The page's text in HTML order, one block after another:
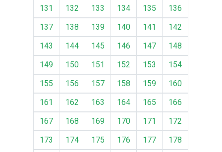
131
132 133 134 135
136
137
138 139 140 141
142
143
144 145 146 147
148
149
150 151 152 153
154
155
156 157 158 159
160
161
162 163 164 165
166
167
168 169 170 171
172
173
174 175 176 177
178